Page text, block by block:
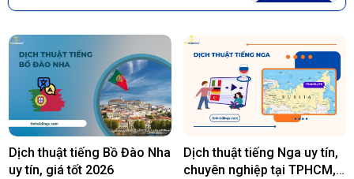
Dịch thuật tiếng Bồ Đào Nha
uy tín, giá tốt 2026
Dịch thuật tiếng Nga uy tín,
chuyên nghiệp tại TPHCM,